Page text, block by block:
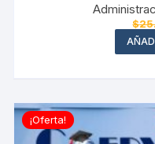
$
¡Oferta!